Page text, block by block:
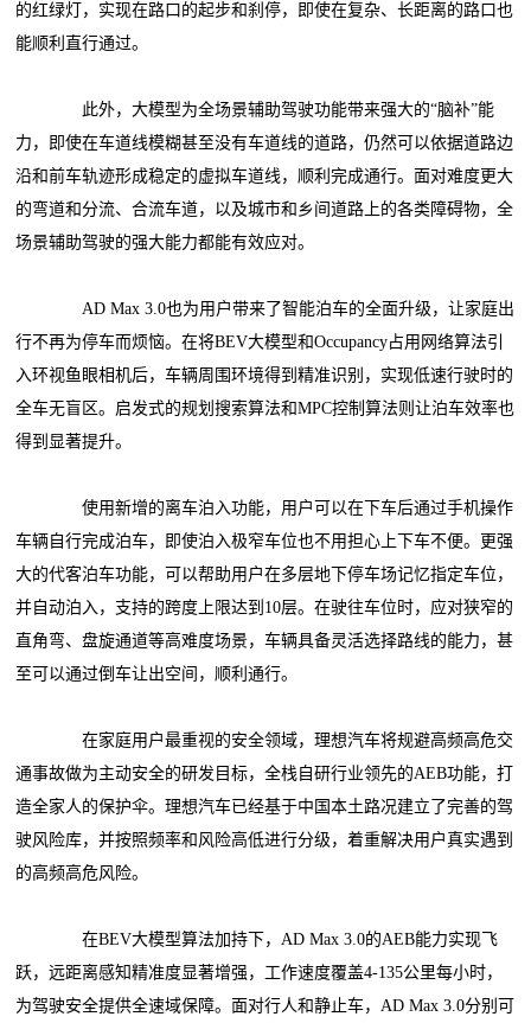
的红绿灯，实现在路口的起步和刹停，即使在复杂、长距离的路口也
能顺利直行通过。
此外，大模型为全场景辅助驾驶功能带来强大的“脑补”能
力，即使在车道线模糊甚至没有车道线的道路，仍然可以依据道路边
沿和前车轨迹形成稳定的虚拟车道线，顺利完成通行。面对难度更大
的弯道和分流、合流车道，以及城市和乡间道路上的各类障碍物，全
场景辅助驾驶的强大能力都能有效应对。
AD Max 3.0也为用户带来了智能泊车的全面升级，让家庭出
行不再为停车而烦恼。在将BEV大模型和Occupancy占用网络算法引
入环视鱼眼相机后，车辆周围环境得到精准识别，实现低速行驶时的
全车无盲区。启发式的规划搜索算法和MPC控制算法则让泊车效率也
得到显著提升。
使用新增的离车泊入功能，用户可以在下车后通过手机操作
车辆自行完成泊车，即使泊入极窄车位也不用担心上下车不便。更强
大的代客泊车功能，可以帮助用户在多层地下停车场记忆指定车位，
并自动泊入，支持的跨度上限达到10层。在驶往车位时，应对狭窄的
直角弯、盘旋通道等高难度场景，车辆具备灵活选择路线的能力，甚
至可以通过倒车让出空间，顺利通行。
在家庭用户最重视的安全领域，理想汽车将规避高频高危交
通事故做为主动安全的研发目标，全栈自研行业领先的AEB功能，打
造全家人的保护伞。理想汽车已经基于中国本土路况建立了完善的驾
驶风险库，并按照频率和风险高低进行分级，着重解决用户真实遇到
的高频高危风险。
在BEV大模型算法加持下，AD Max 3.0的AEB能力实现飞
跃，远距离感知精准度显著增强，工作速度覆盖4-135公里每小时，
为驾驶安全提供全速域保障。面对行人和静止车，AD Max 3.0分别可